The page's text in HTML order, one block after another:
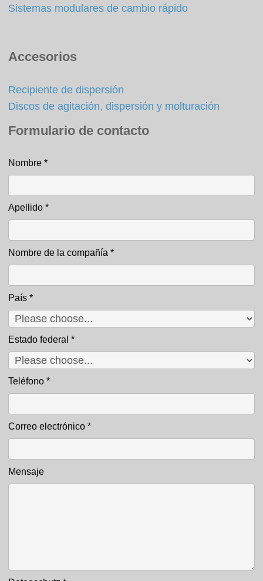
Sistemas modulares de cambio rápido
Accesorios
Recipiente de dispersión
Discos de agitación, dispersión y molturación
Formulario de contacto
Formulario de contacto
Nombre *
Apellido *
Nombre de la compañía *
País *
Estado federal *
Teléfono *
Correo electrónico *
Mensaje